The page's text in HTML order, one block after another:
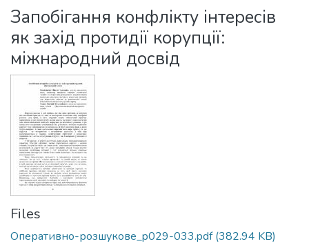
Statistics
Запобігання конфлікту інтересів
як захід протидії корупції:
міжнародний досвід
Files
Оперативно-розшукове_p029-033.pdf(382.94 KB)